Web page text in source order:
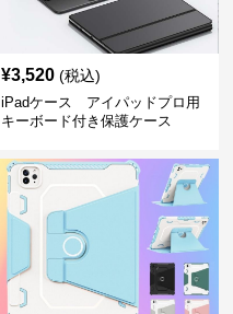
¥3,520 (税込)
iPadケース アイパッドプロ用
キーボード付き保護ケース